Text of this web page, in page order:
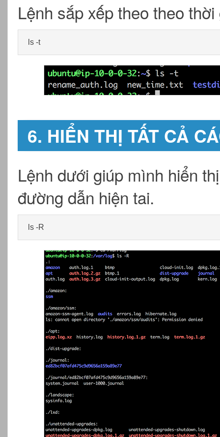
Lệnh sắp xếp theo theo
ls -t
6. HIỂN THỊ TẤT CẢ
Lệnh dưới giúp mình hiển
đường dẫn hiện tai.
ls -R